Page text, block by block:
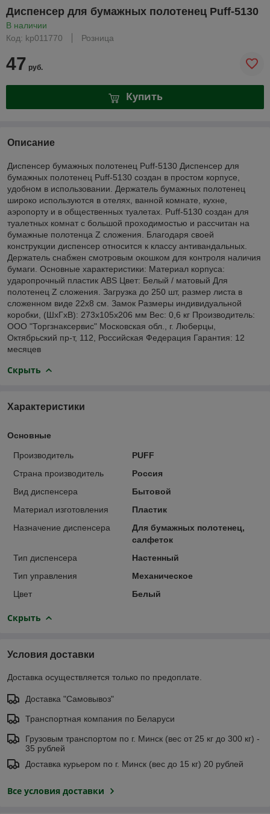
Диспенсер для бумажных полотенец Puff-5130
В наличии
Код: kp011770
Розница
47 руб.
Купить
Описание
Диспенсер бумажных полотенец Puff-5130 Диспенсер для
бумажных полотенец Puff-5130 создан в простом корпусе,
удобном в использовании. Держатель бумажных полотенец
широко используются в отелях, ванной комнате, кухне,
аэропорту и в общественных туалетах. Puff-5130 создан для
туалетных комнат с большой проходимостью и рассчитан на
бумажные полотенца Z сложения. Благодаря своей
конструкции диспенсер относится к классу антивандальных.
Держатель снабжен смотровым окошком для контроля наличия
бумаги. Основные характеристики: Материал корпуса:
ударопрочный пластик ABS Цвет: Белый / матовый Для
полотенец Z сложения. Загрузка до 250 шт, размер листа в
сложенном виде 22х8 см. Замок Размеры индивидуальной
коробки, (ШхГхВ): 273x105x206 мм Вес: 0,6 кг Производитель:
ООО "Торгзнаксервис" Московская обл., г. Люберцы,
Октябрьский пр-т, 112, Российская Федерация Гарантия: 12
месяцев
Скрыть
Характеристики
Основные
Производитель
PUFF
Страна производитель
Россия
Вид диспенсера
Бытовой
Материал изготовления
Пластик
Назначение диспенсера
Для бумажных полотенец,
салфеток
Тип диспенсера
Настенный
Тип управления
Механическое
Цвет
Белый
Скрыть
Условия доставки
Доставка осуществляется только по предоплате.
Доставка "Самовывоз"
Транспортная компания по Беларуси
Грузовым транспортом по г. Минск (вес от 25 кг до 300 кг) -
35 рублей
Доставка курьером по г. Минск (вес до 15 кг) 20 рублей
Все условия доставки